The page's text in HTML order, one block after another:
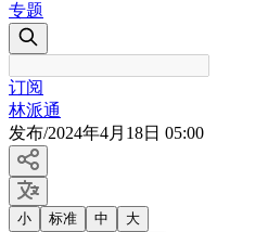
专题
订阅
林派通
发布/2024年4月18日 05:00
小 标准 中 大